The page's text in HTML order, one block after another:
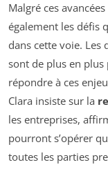
Malgré ces
également les défis
dans cette voie. Les
sont de plus en plus
répondre à ces
Clara insiste sur la
les entreprises,
pourront s’opérer
toutes les parties